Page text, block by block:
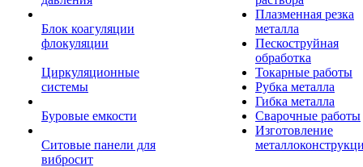
Блок коагуляции
флокуляции
Циркуляционные
системы
Буровые емкости
Ситовые панели для
вибросит
Плазменная резка
металла
Пескоструйная
обработка
Токарные работы
Рубка металла
Гибка металла
Сварочные работы
Изготовление